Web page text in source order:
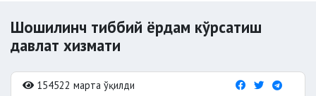
Шошилинч тиббий ёрдам кўрсатиш
давлат хизмати
154522 марта ўқилди